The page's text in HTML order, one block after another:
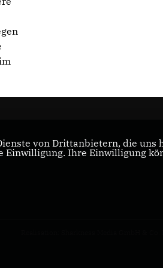
von Drittanbietern, die uns
Einwilligung. Ihre Einwilligung